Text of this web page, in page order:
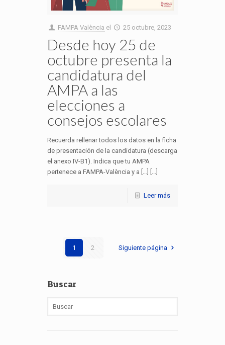
FAMPA València el 25 octubre, 2023
Desde hoy 25 de
octubre presenta la
candidatura del
AMPA a las
elecciones a
consejos escolares
Recuerda rellenar todos los datos en la ficha
de presentación de la candidatura (descarga
el anexo IV-B1). Indica que tu AMPA
pertenece a FAMPA-València y a […] [...]
Leer más
1 2 Siguiente página
Buscar